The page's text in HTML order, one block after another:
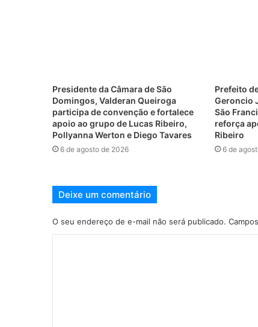
Presidente da Câmara de São
Domingos, Valderan Queiroga
participa de convenção e fortalece
apoio ao grupo de Lucas Ribeiro,
Pollyanna Werton e Diego Tavares
6 de agosto de 2026
Prefeito
Geroncio
São
reforça
Ribeiro
6 de
Deixe um comentário
O seu endereço de e-mail não será publicado.